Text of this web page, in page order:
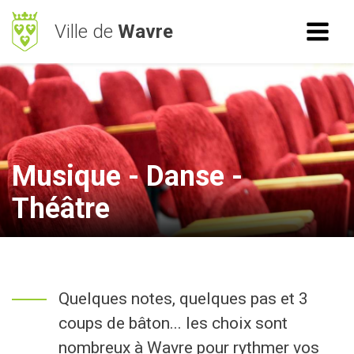
Ville de Wavre
RECHERCHE
ACCÈS RAPIDE
Mes démarches
BetterStreet
Déchets
Horaires
Vie Communale
Vivre à Wavre
Musique - Danse -
Théâtre
Quelques notes, quelques pas et 3
coups de bâton... les choix sont
nombreux à Wavre pour rythmer vos